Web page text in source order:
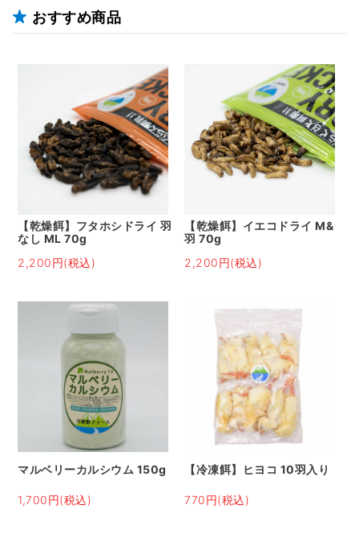
おすすめ商品
【乾燥餌】フタホシドライ 羽
なし ML 70g
2,200円(税込)
【乾燥餌】イエコドライ M&
羽 70g
2,200円(税込)
マルベリーカルシウム 150g
1,700円(税込)
【冷凍餌】ヒヨコ 10羽入り
770円(税込)